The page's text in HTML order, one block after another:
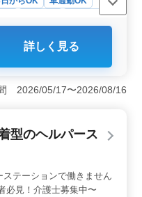
派遣社員
護スタッフ
問介護士の求人募集
関係なく活躍の場が広
手当が支給されるた
。通勤が便利で、スト
きやすいです。
詳しく見る
2026/05/17〜2026/08/16
型のヘルパース
ステーションで働きません
必見！介護士募集中〜